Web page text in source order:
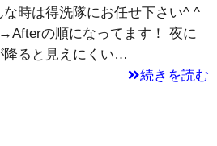
時は得洗隊にお任せ下さい^ ^
の順になってます！ 夜に
ると見えにくい…
続きを読む